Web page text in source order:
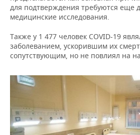
ОТКРЫТАЯ ЛЕКЦИЯ
БАСКЕТБОЛ
ВОЛЕЙБОЛ
КИБЕРСПОРТ
ФИГУРНОЕ КАТАНИЕ
ХОККЕЙ С МЯЧОМ
ИНФРАСТРУКТУРА
ИСТОРИЯ
КУЛЬТУРА
МЕДИЦИНА
ПРОИСШЕСТВИЯ
СПРАВОЧНИК
СПИСОК ПЕРСОН
СПИСОК КОМПАНИЙ
ПОЛНАЯ ВЕРСИЯ
для подтверждения требуются еще
медицинские исследования.
Также у 1 477 человек COVID-19
заболеванием, ускорившим их
сопутствующим, но не повлиял на